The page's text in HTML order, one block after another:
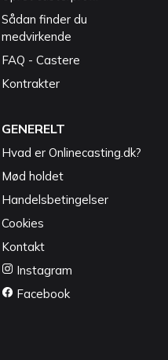
Sådan finder du
medvirkende
FAQ - Castere
Kontrakter
GENERELT
Hvad er Onlinecasting.dk?
Mød holdet
Handelsbetingelser
Cookies
Kontakt
Instagram
Facebook